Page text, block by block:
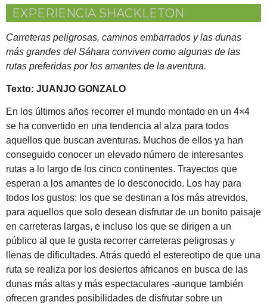
EXPERIENCIA SHACKLETON
Carreteras peligrosas, caminos embarrados y las dunas
más grandes del Sáhara conviven como algunas de las
rutas preferidas por los amantes de la aventura.
Texto: JUANJO GONZALO
En los últimos años recorrer el mundo montado en un 4×4
se ha convertido en una tendencia al alza para todos
aquellos que buscan aventuras. Muchos de ellos ya han
conseguido conocer un elevado número de interesantes
rutas a lo largo de los cinco continentes. Trayectos que
esperan a los amantes de lo desconocido. Los hay para
todos los gustos: los que se destinan a los más atrevidos,
para aquellos que solo desean disfrutar de un bonito paisaje
en carreteras largas, e incluso los que se dirigen a un
público al que le gusta recorrer carreteras peligrosas y
llenas de dificultades. Atrás quedó el estereotipo de que una
ruta se realiza por los desiertos africanos en busca de las
dunas más altas y más espectaculares -aunque también
ofrecen grandes posibilidades de disfrutar sobre un